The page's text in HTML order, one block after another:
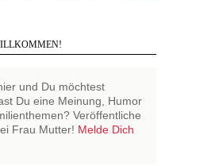
und Du möchtest
Du eine Meinung, Humor
Veröffentliche
Frau Mutter! Melde Dich